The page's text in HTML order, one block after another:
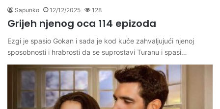
Sapunko 12/12/2025 128
Grijeh njenog oca 114 epizoda
Ezgi je spasio Gokan i sada je kod kuće zahvaljujući njenoj
sposobnosti i hrabrosti da se suprostavi Turanu i spasi…